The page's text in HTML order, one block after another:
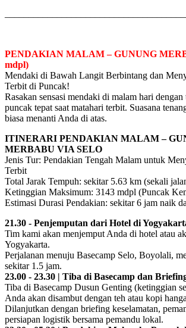
PENDAKIAN MALAM – GUNUNG
mdpl)
Mendaki di Bawah Langit Berbintang dan
Terbit di Puncak!
Rasakan sensasi mendaki di malam hari
puncak tepat saat matahari terbit. Suasana
biasa menanti Anda di atas.
ITINERARI PENDAKIAN MALAM –
MERBABU VIA SELO
Jenis Tur: Pendakian Tengah Malam untuk
Terbit
Total Jarak Tempuh: sekitar 5.63 km (sekali
Ketinggian Maksimum: 3143 mdpl (Puncak
Estimasi Durasi Pendakian: sekitar 6 jam naik
21.30 - Penjemputan dari Hotel di
Tim kami akan menjemput Anda di hotel atau
Yogyakarta.
Perjalanan menuju Basecamp Selo, Boyolali,
sekitar 1.5 jam.
23.00 - 23.30 | Tiba di Basecamp dan
Tiba di Basecamp Dusun Genting (ketinggian
Anda akan disambut dengan teh atau kopi
Dilanjutkan dengan briefing keselamatan,
persiapan logistik bersama pemandu lokal.